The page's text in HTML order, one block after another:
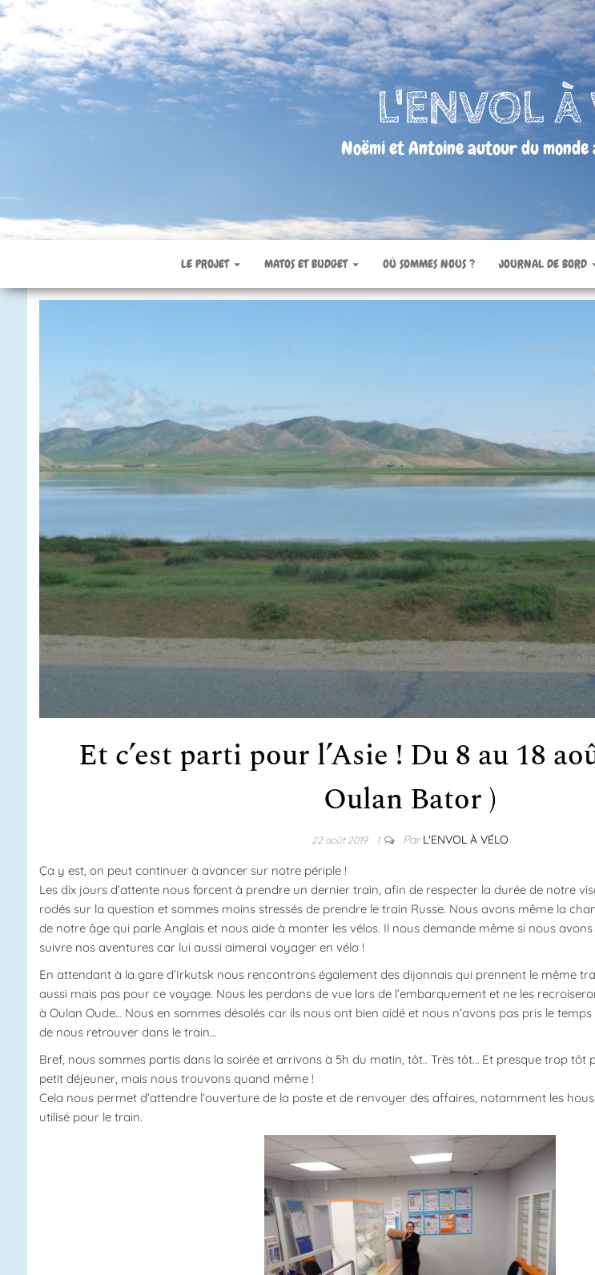
L'ENVOL À
Noëmi et Antoine autour du
LE PROJET MATOS ET BUDGET OÙ SOMMES NOUS ? JOURNAL DE BORD
Et c’est parti pour l’Asie ! Du 8 au 18
Oulan Bator )
22 août 2019 1 ParL'ENVOL À VÉLO
Ça y est, on peut continuer à avancer sur notre périple !
Les dix jours d’attente nous forcent à prendre un dernier train, afin de respecter la durée de notre
rodés sur la question et sommes moins stressés de prendre le train Russe. Nous avons même la
de notre âge qui parle Anglais et nous aide à monter les vélos. Il nous demande même si nous
suivre nos aventures car lui aussi aimerai voyager en vélo !
En attendant à la gare d’Irkutsk nous rencontrons également des dijonnais qui prennent le même
aussi mais pas pour ce voyage. Nous les perdons de vue lors de l’embarquement et ne les
à Oulan Oude… Nous en sommes désolés car ils nous ont bien aidé et nous n’avons pas pris le
de nous retrouver dans le train…
Bref, nous sommes partis dans la soirée et arrivons à 5h du matin, tôt.. Très tôt… Et presque trop
petit déjeuner, mais nous trouvons quand même !
Cela nous permet d’attendre l’ouverture de la poste et de renvoyer des affaires, notamment les
utilisé pour le train.